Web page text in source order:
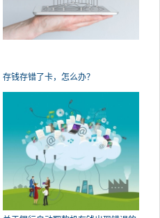
存钱存错了卡，怎么办？